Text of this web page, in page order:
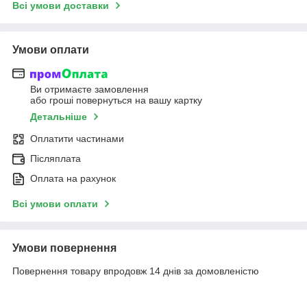
Всі умови доставки
Умови оплати
Ви отримаєте замовлення
або гроші повернуться на вашу картку
Детальніше
Оплатити частинами
Післяплата
Оплата на рахунок
Всі умови оплати
Умови повернення
Повернення товару впродовж 14 днів за домовленістю